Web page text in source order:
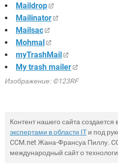
Maildrop
Mailinator
Mailsac
Mohmal
myTrashMail
My trash mailer
Изображение: ©123RF
Контент нашего сайта создается
экспертами в области IT и под
CCM.net Жана-Франсуа Пиллу.
международный сайт о